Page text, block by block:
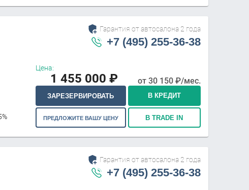
Гарантия от автосалона 2 года
+7 (495) 255-36-38
Цена:
1 455 000 ₽ от 30 150₽/мес.
ЗАРЕЗЕРВИРОВАТЬ В КРЕДИТ
ПРЕДЛОЖИТЕ ВАШУ ЦЕНУ В TRADE IN
Гарантия от автосалона 2 года
+7 (495) 255-36-38